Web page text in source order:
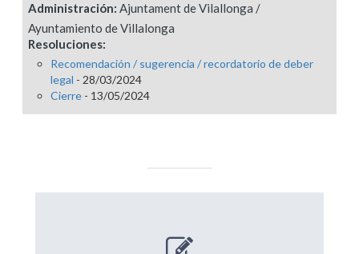
Administración: Ajuntament de Vilallonga /
Ayuntamiento de Villalonga
Resoluciones:
Recomendación / sugerencia / recordatorio de deber
legal - 28/03/2024
Cierre - 13/05/2024